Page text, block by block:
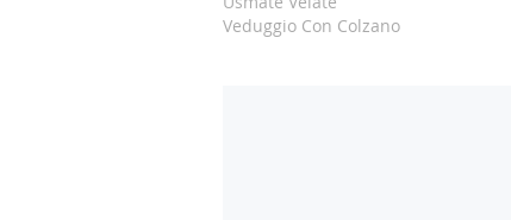
Veduggio Con Colzano